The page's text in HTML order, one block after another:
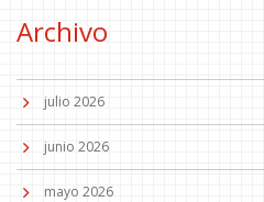
Archivo
julio 2026
junio 2026
mayo 2026